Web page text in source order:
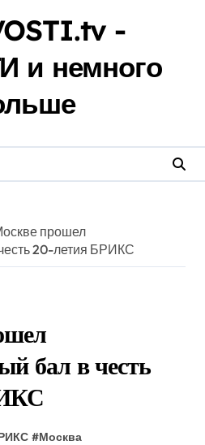
-
и немного
прошел
20-летия БРИКС
бал в честь
#Москва